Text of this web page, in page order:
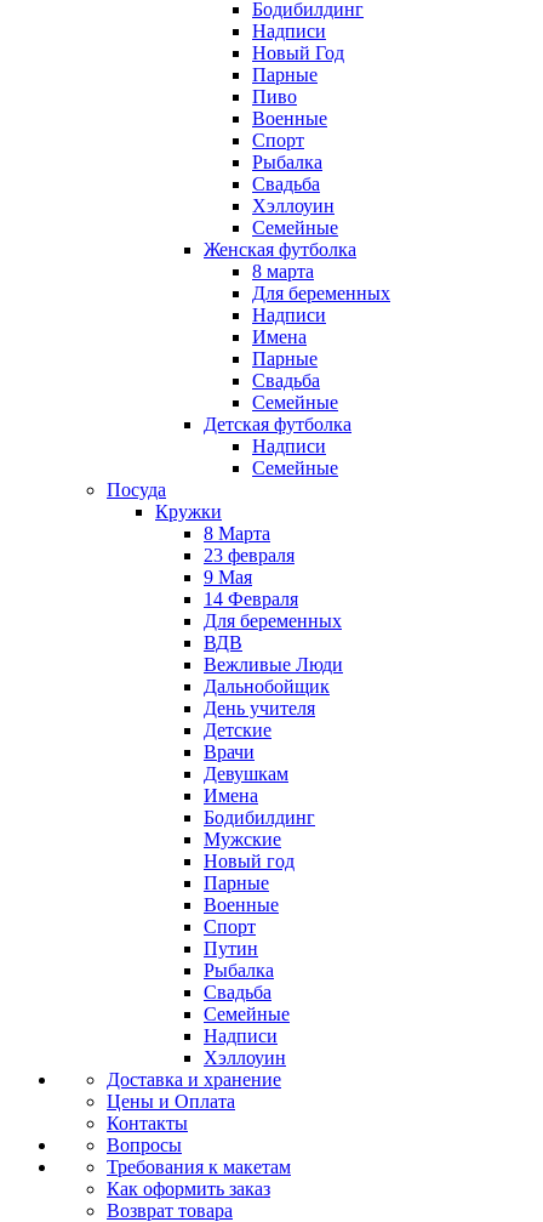
Бодибилдинг
Надписи
Новый Год
Парные
Пиво
Военные
Спорт
Рыбалка
Свадьба
Хэллоуин
Семейные
Женская футболка
8 марта
Для беременных
Надписи
Имена
Парные
Свадьба
Семейные
Детская футболка
Надписи
Семейные
Посуда
Кружки
8 Марта
23 февраля
9 Мая
14 Февраля
Для беременных
ВДВ
Вежливые Люди
Дальнобойщик
День учителя
Детские
Врачи
Девушкам
Имена
Бодибилдинг
Мужские
Новый год
Парные
Военные
Спорт
Путин
Рыбалка
Свадьба
Семейные
Надписи
Хэллоуин
Доставка и хранение
Цены и Оплата
Контакты
Вопросы
Требования к макетам
Как оформить заказ
Возврат товара